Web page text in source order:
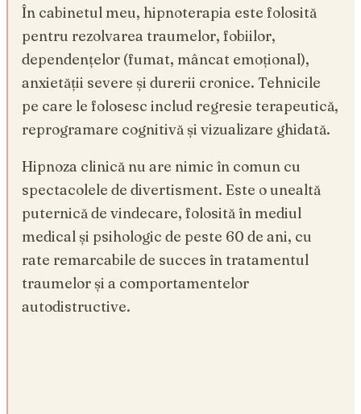
În cabinetul meu, hipnoterapia este folosită
pentru rezolvarea traumelor, fobiilor,
dependențelor (fumat, mâncat emoțional),
anxietății severe și durerii cronice. Tehnicile
pe care le folosesc includ regresie terapeutică,
reprogramare cognitivă și vizualizare ghidată.
Hipnoza clinică nu are nimic în comun cu
spectacolele de divertisment. Este o unealtă
puternică de vindecare, folosită în mediul
medical și psihologic de peste 60 de ani, cu
rate remarcabile de succes în tratamentul
traumelor și a comportamentelor
autodistructive.